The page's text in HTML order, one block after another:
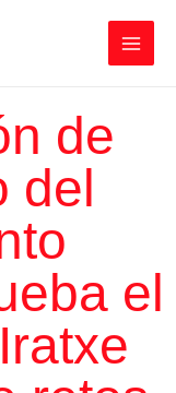
Main
de
del
el